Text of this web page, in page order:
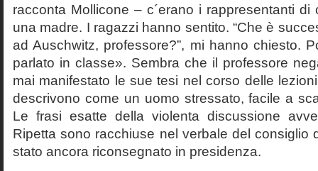
racconta Mollicone – c´erano i rappresentanti
una madre. I ragazzi hanno sentito. “Che è
ad Auschwitz, professore?”, mi hanno chiesto.
parlato in classe». Sembra che il professore
mai manifestato le sue tesi nel corso delle
descrivono come un uomo stressato, facile a
Le frasi esatte della violenta discussione
Ripetta sono racchiuse nel verbale del consiglio
stato ancora riconsegnato in presidenza.